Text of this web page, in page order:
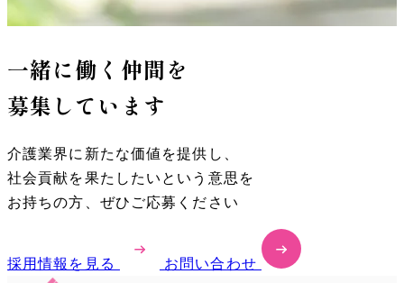
一緒に働く仲間を
募集しています
介護業界に新たな価値を提供し、
社会貢献を果たしたいという意思を
お持ちの方、ぜひご応募ください
採用情報を見る お問い合わせ